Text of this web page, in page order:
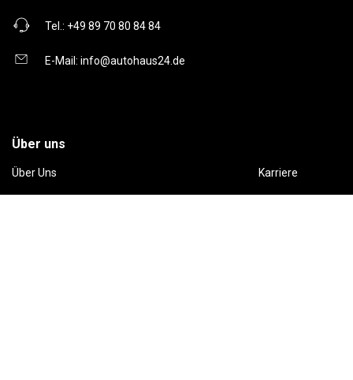
Tel.: +49 89 70 80 84 84
E-Mail: info@autohaus24.de
Über uns
Über Uns Karriere
Kontakt Gebrauchtwagen